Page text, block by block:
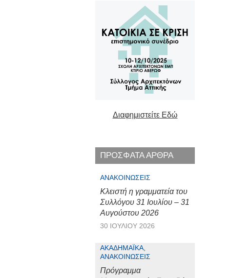
Διαφημιστείτε Εδώ
ΠΡΟΣΦΑΤΑ ΑΡΘΡΑ
ΑΝΑΚΟΙΝΏΣΕΙΣ
Κλειστή η γραμματεία του
Συλλόγου 31 Ιουλίου – 31
Αυγούστου 2026
30 ΙΟΥΛΊΟΥ 2026
ΑΚΑΔΗΜΑΪΚΆ,
ΑΝΑΚΟΙΝΏΣΕΙΣ
Πρόγραμμα